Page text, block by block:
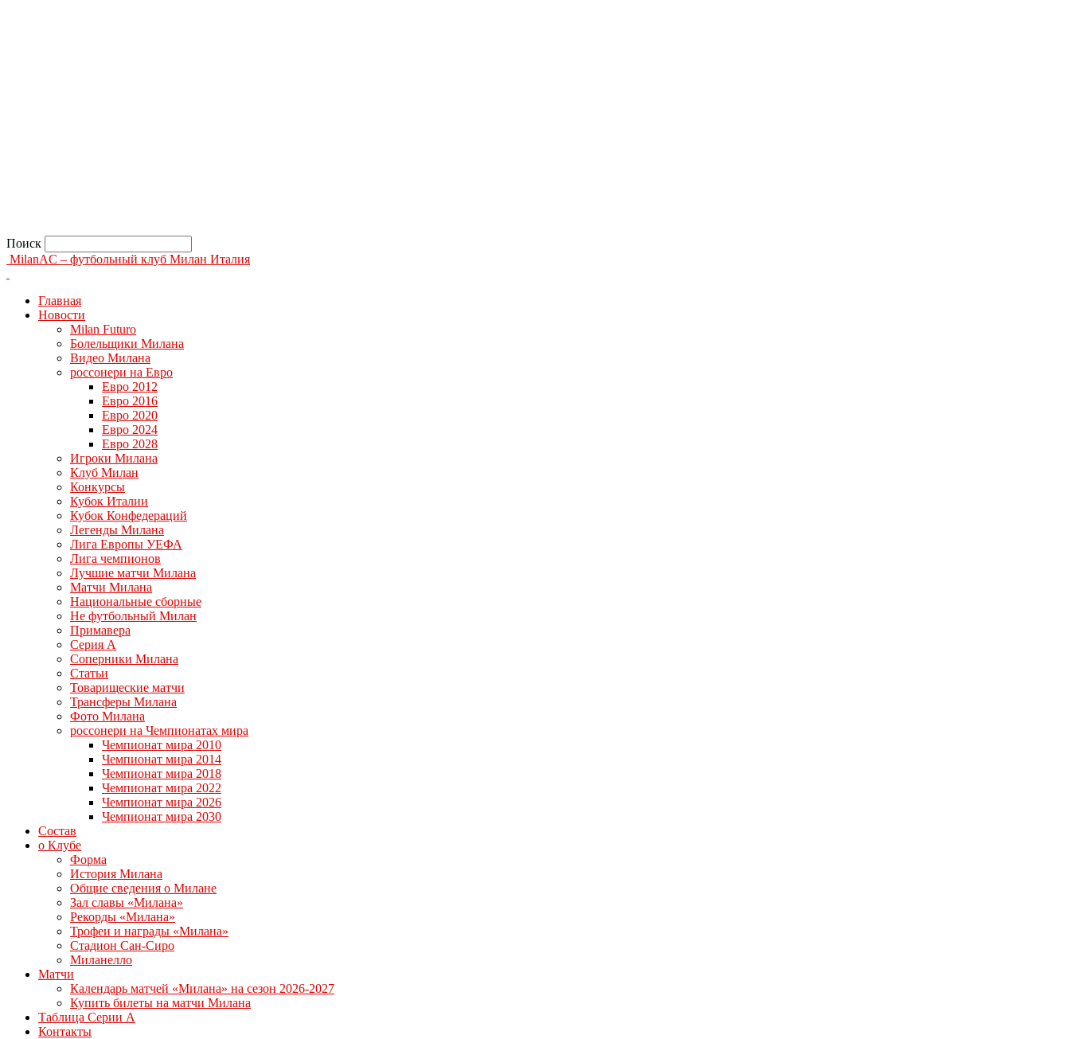
Поиск
MilanAC – футбольный клуб Милан Италия
Главная
Новости
Milan Futuro
Болельщики Милана
Видео Милана
россонери на Евро
Евро 2012
Евро 2016
Евро 2020
Евро 2024
Евро 2028
Игроки Милана
Клуб Милан
Конкурсы
Кубок Италии
Кубок Конфедераций
Легенды Милана
Лига Европы УЕФА
Лига чемпионов
Лучшие матчи Милана
Матчи Милана
Национальные сборные
Не футбольный Милан
Примавера
Серия А
Соперники Милана
Статьи
Товарищеские матчи
Трансферы Милана
Фото Милана
россонери на Чемпионатах мира
Чемпионат мира 2010
Чемпионат мира 2014
Чемпионат мира 2018
Чемпионат мира 2022
Чемпионат мира 2026
Чемпионат мира 2030
Состав
о Клубе
Форма
История Милана
Общие сведения о Милане
Зал славы «Милана»
Рекорды «Милана»
Трофеи и награды «Милана»
Стадион Сан-Сиро
Миланелло
Матчи
Календарь матчей «Милана» на сезон 2026-2027
Купить билеты на матчи Милана
Таблица Серии А
Контакты